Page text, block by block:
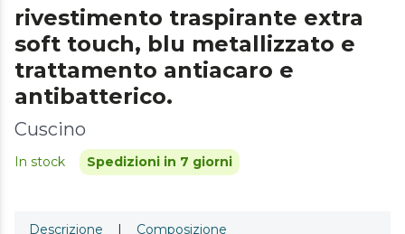
rivestimento traspirante extra
soft touch, blu metallizzato e
trattamento antiacaro e
antibatterico.
Cuscino
In stock Spedizioni in 7 giorni
Descrizione | Composizione